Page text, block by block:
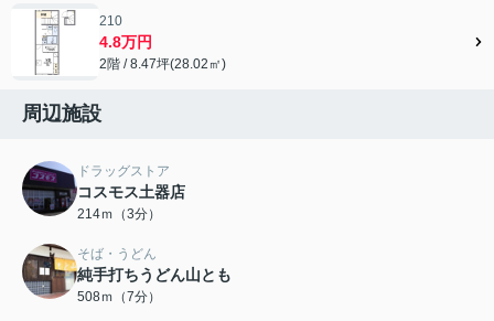
210
4.8万円
2階 / 8.47坪(28.02㎡)
周辺施設
ドラッグストア
コスモス土器店
214ｍ（3分）
そば・うどん
純手打ちうどん山とも
508ｍ（7分）